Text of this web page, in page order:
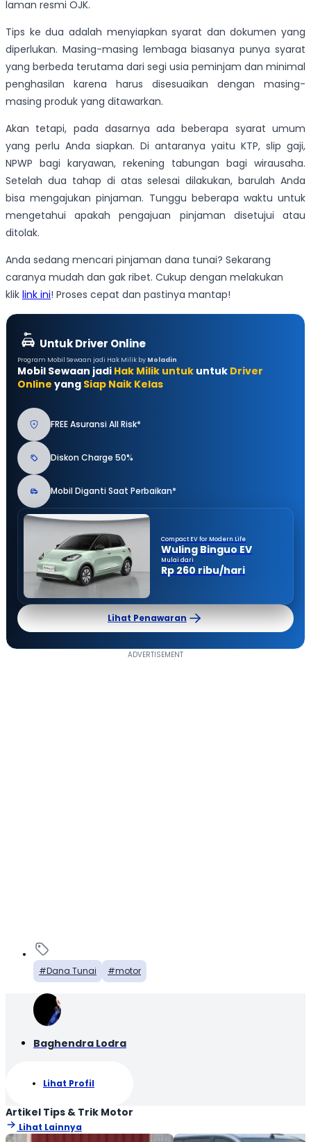
laman resmi OJK.
Tips ke dua adalah menyiapkan syarat dan dokumen yang
diperlukan. Masing-masing lembaga biasanya punya syarat
yang berbeda terutama dari segi usia peminjam dan minimal
penghasilan karena harus disesuaikan dengan masing-
masing produk yang ditawarkan.
Akan tetapi, pada dasarnya ada beberapa syarat umum
yang perlu Anda siapkan. Di antaranya yaitu KTP, slip gaji,
NPWP bagi karyawan, rekening tabungan bagi wirausaha.
Setelah dua tahap di atas selesai dilakukan, barulah Anda
bisa mengajukan pinjaman. Tunggu beberapa waktu untuk
mengetahui apakah pengajuan pinjaman disetujui atau
ditolak.
Anda sedang mencari pinjaman dana tunai? Sekarang
caranya mudah dan gak ribet. Cukup dengan melakukan
klik link ini! Proses cepat dan pastinya mantap!
Untuk Driver Online
Program Mobil Sewaan jadi Hak Milik by Moladin
Mobil Sewaan jadi Hak Milik untuk untuk Driver
Online yang Siap Naik Kelas
FREE Asuransi All Risk*
Diskon Charge 50%
Mobil Diganti Saat Perbaikan*
Compact EV for Modern Life
Wuling Binguo EV
Mulai dari
Rp 260 ribu/hari
Lihat Penawaran
Dana Tunai motor
Baghendra Lodra
Lihat Profil
Artikel Tips & Trik Motor
Lihat Lainnya